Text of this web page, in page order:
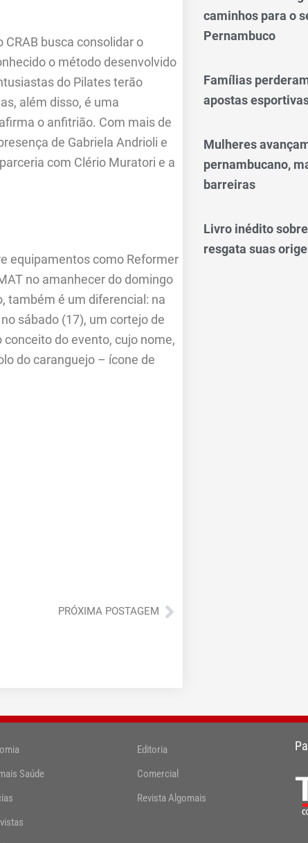
busca consolidar o
o método desenvolvido
do Pilates terão
além disso, é uma
o anfitrião. Com mais de
de Gabriela Andrioli e
com Clério Muratori e a
equipamentos como Reformer
no amanhecer do domingo
também é um diferencial: na
sábado (17), um cortejo de
do evento, cujo nome,
do caranguejo – ícone de
PRÓXIMA POSTAGEMPróximo
caminhos para o
Pernambuco
Famílias
apostas
Mulheres
pernambucano,
barreiras
Livro inédito
resgata suas
Saúde
Editoria
Comercial
Revista Algomais